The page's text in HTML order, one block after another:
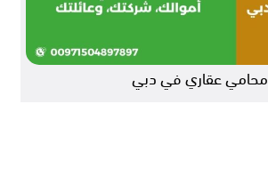
محامي عقاري في دبي